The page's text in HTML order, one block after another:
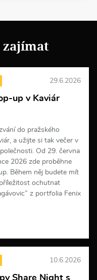
zajímat
29.6.2026
up v Kaviár
do pražského
a užijte si tak večer v
Od 29. června
2026 zde proběhne
Během něj budete mít
ochutnat
z portfolia Fenix
10.6.2026
Share Night s